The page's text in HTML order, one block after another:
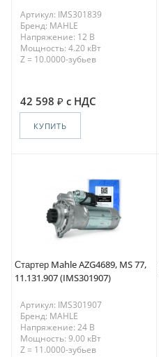
Артикул: IMS301839
Бренд: MAHLE
Напряжение: 12 В
Мощность: 4.20 кВт
Z = 10.0000-зубьев
42 598 с НДС
КУПИТЬ
Стартер Mahle AZG4689, MS 77,
11.131.907 (IMS301907)
Артикул: IMS301907
Бренд: MAHLE
Напряжение: 24 В
Мощность: 9.00 кВт
Z = 11.0000-зубьев